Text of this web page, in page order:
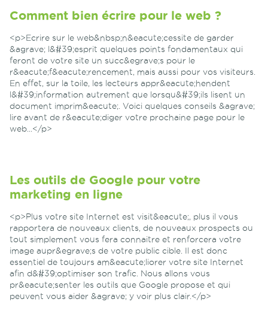
Comment bien écrire pour le web ?
<p>Ecrire sur le web&nbsp;n&eacute;cessite de garder
&agrave; l&#39;esprit quelques points fondamentaux qui
feront de votre site un succ&egrave;s pour le
r&eacute;f&eacute;rencement, mais aussi pour vos visiteurs.
En effet, sur la toile, les lecteurs appr&eacute;hendent
l&#39;information autrement que lorsqu&#39;ils lisent un
document imprim&eacute;. Voici quelques conseils &agrave;
lire avant de r&eacute;diger votre prochaine page pour le
web...</p>
Les outils de Google pour votre
marketing en ligne
<p>Plus votre site Internet est visit&eacute;, plus il vous
rapportera de nouveaux clients, de nouveaux prospects ou
tout simplement vous fera connaitre et renforcera votre
image aupr&egrave;s de votre public cible. Il est donc
essentiel de toujours am&eacute;liorer votre site Internet
afin d&#39;optimiser son trafic. Nous allons vous
pr&eacute;senter les outils que Google propose et qui
peuvent vous aider &agrave; y voir plus clair.</p>